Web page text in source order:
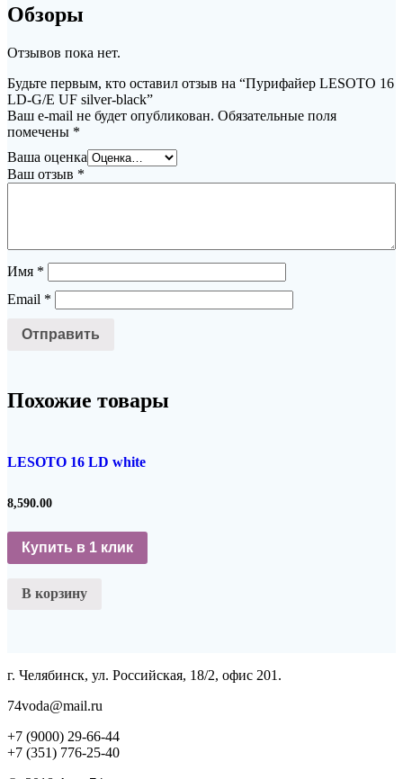
Обзоры
Отзывов пока нет.
Будьте первым, кто оставил отзыв на “Пурифайер LESOTO 16
LD-G/E UF silver-black”
Ваш e-mail не будет опубликован. Обязательные поля
помечены *
Ваша оценка
Ваш отзыв *
Имя *
Email *
Похожие товары
LESOTO 16 LD white
8,590.00
Купить в 1 клик
В корзину
г. Челябинск, ул. Российская, 18/2, офис 201.
74voda@mail.ru
+7 (9000) 29-66-44
+7 (351) 776-25-40